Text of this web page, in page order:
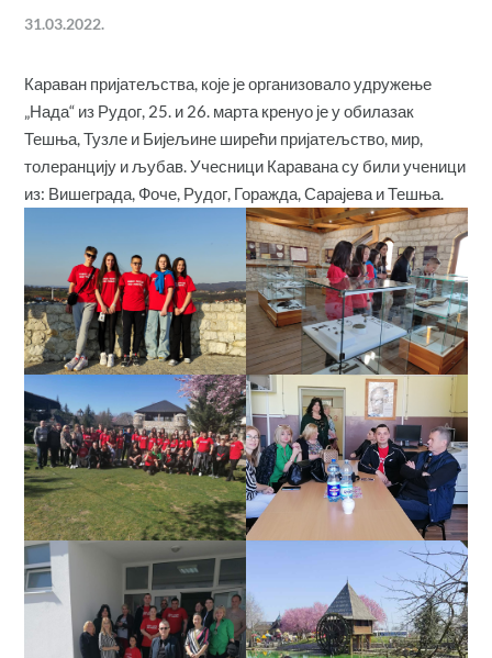
31.03.2022.
Караван пријатељства, које је организовало удружење
„Нада“ из Рудог, 25. и 26. марта кренуо је у обилазак
Тешња, Тузле и Бијељине ширећи пријатељство, мир,
толеранцију и љубав. Учесници Каравана су били ученици
из: Вишеграда, Фоче, Рудог, Горажда, Сарајева и Тешња.